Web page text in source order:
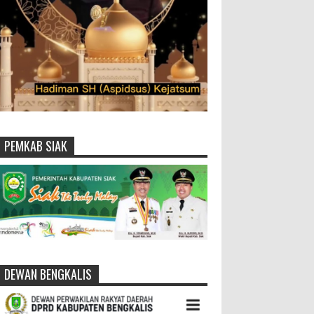
PEMKAB SIAK
DEWAN BENGKALIS